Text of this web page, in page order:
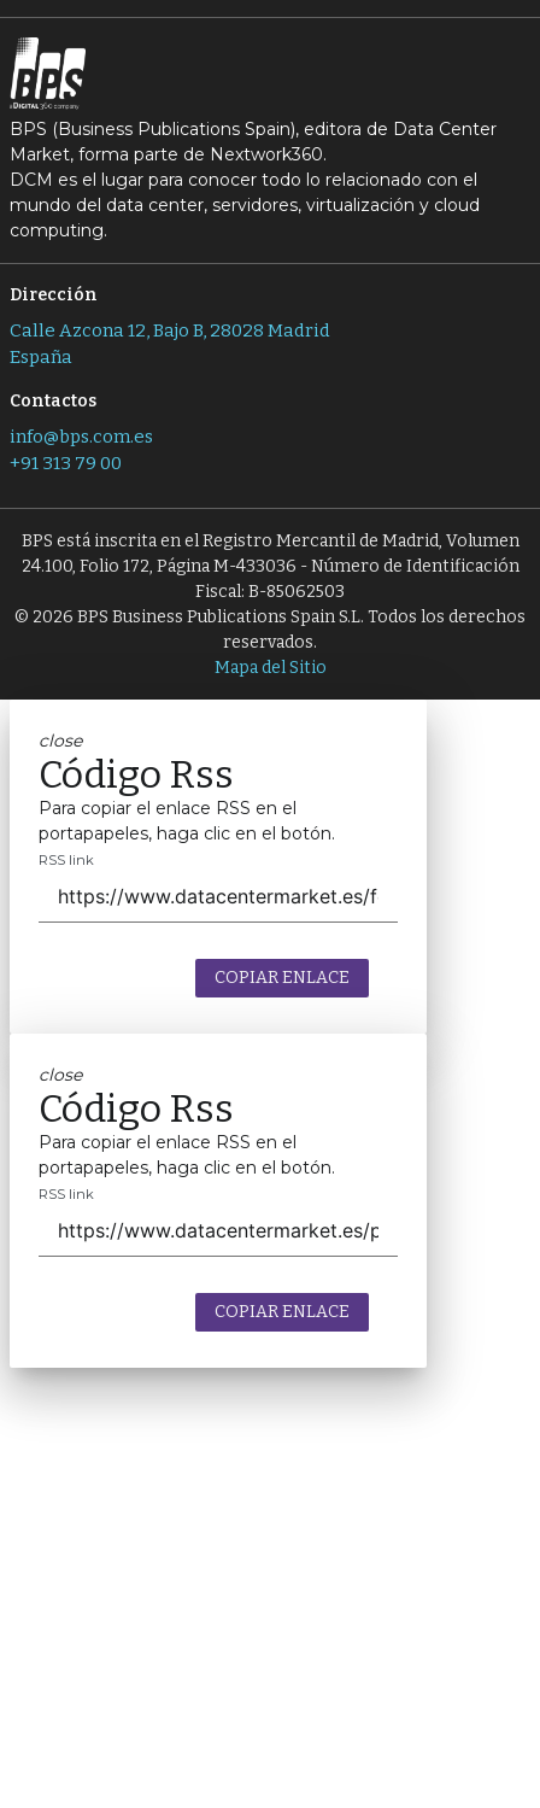
BPS (Business Publications Spain), editora de Data Center
Market, forma parte de Nextwork360.
DCM es el lugar para conocer todo lo relacionado con el
mundo del data center, servidores, virtualización y cloud
computing.
Dirección
Calle Azcona 12, Bajo B, 28028 Madrid
España
Contactos
info@bps.com.es
+91 313 79 00
BPS está inscrita en el Registro Mercantil de Madrid, Volumen
24.100, Folio 172, Página M-433036 - Número de Identificación
Fiscal: B-85062503
© 2026 BPS Business Publications Spain S.L. Todos los derechos
reservados.
Mapa del Sitio
close
Código Rss
Para copiar el enlace RSS en el
portapapeles, haga clic en el botón.
RSS link
COPIAR ENLACE
close
Código Rss
Para copiar el enlace RSS en el
portapapeles, haga clic en el botón.
RSS link
COPIAR ENLACE